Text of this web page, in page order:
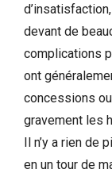
devant de
complications
ont
concessions
gravement les
Il n’y a rien de
en un tour de